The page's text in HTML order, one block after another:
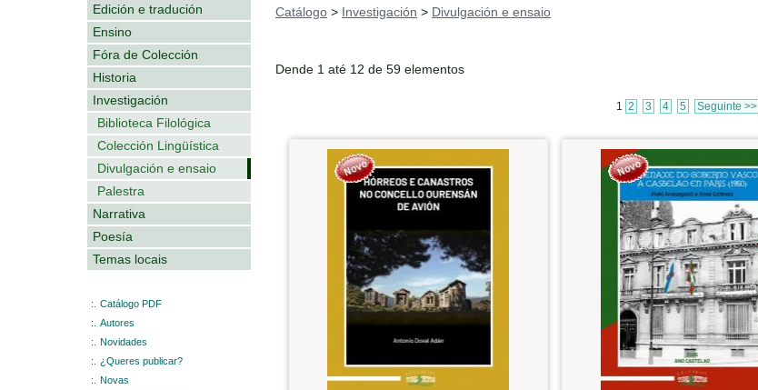
Edición e tradución
Ensino
Fóra de Colección
Historia
Investigación
Biblioteca Filológica
Colección Lingüística
Divulgación e ensaio
Palestra
Narrativa
Poesía
Temas locais
:.
Catálogo PDF
:.
Autores
:.
Novidades
:.
¿Queres publicar?
:.
Novas
Catálogo > Investigación > Divulgación e ensaio
Dende 1 até 12 de 59 elementos
1 2 3 4 5 Seguinte >>